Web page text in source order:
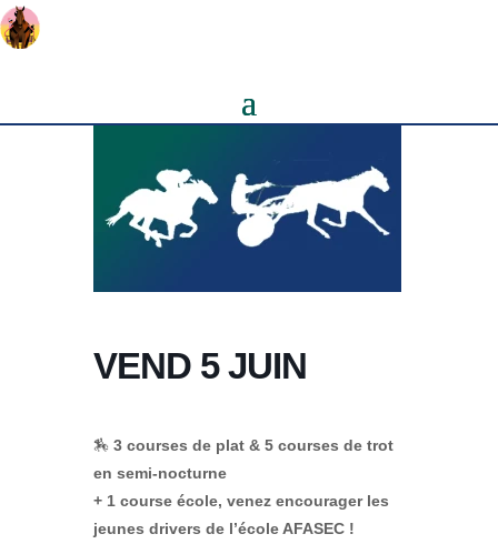
VEND 5 JUIN
🏇 3 courses de plat & 5 courses de trot
en semi-nocturne
+ 1 course école, venez encourager les
jeunes drivers de l’école AFASEC !